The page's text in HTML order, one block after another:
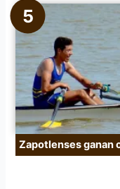
Zapotlenses ganan